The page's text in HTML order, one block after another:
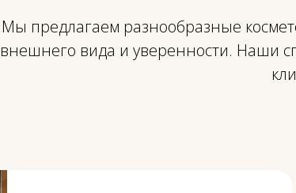
Мы предлагаем разнообразные
внешнего вида и уверенности. Наши